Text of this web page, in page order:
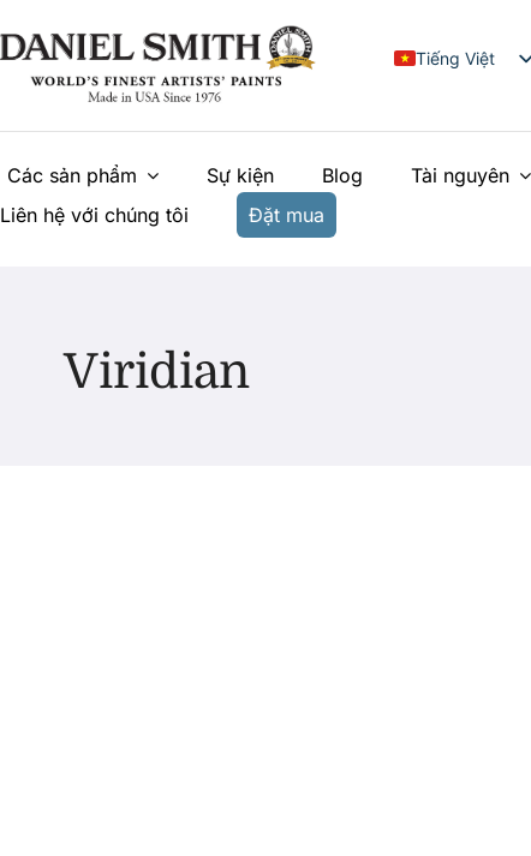
Tiếng Việt
日本語
Français
Các sản phẩm Sự kiện Blog Tài nguyên
Liên hệ với chúng tôi
Đặt mua
Viridian